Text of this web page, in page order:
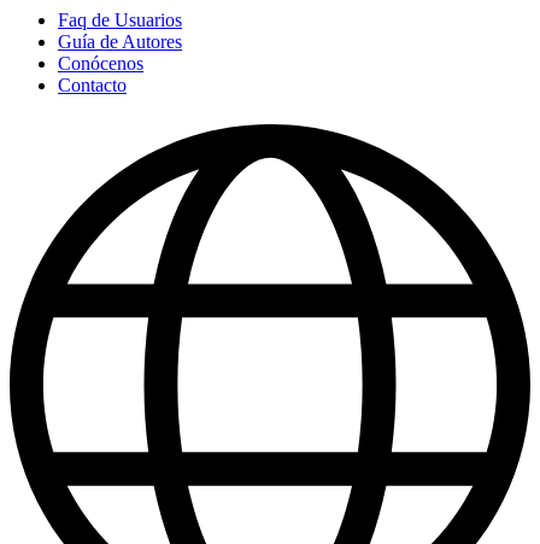
Faq de Usuarios
Guía de Autores
Conócenos
Contacto